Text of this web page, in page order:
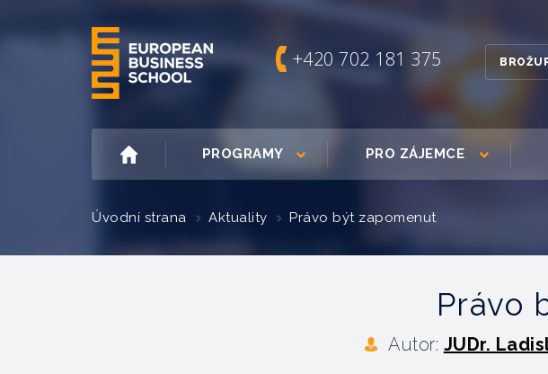
+420 702 181 375
PROGRAMY PRO ZÁJEMCE
Úvodní strana Aktuality Právo být zapomenut
Právo
Autor: JUDr.